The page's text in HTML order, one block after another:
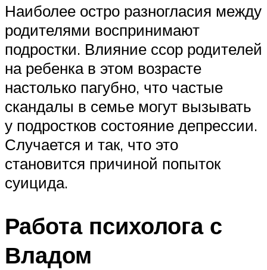
Наиболее остро разногласия между
родителями воспринимают
подростки. Влияние ссор родителей
на ребенка в этом возрасте
настолько пагубно, что частые
скандалы в семье могут вызывать
у подростков состояние депрессии.
Случается и так, что это
становится причиной попыток
суицида.
Работа психолога с
Владом